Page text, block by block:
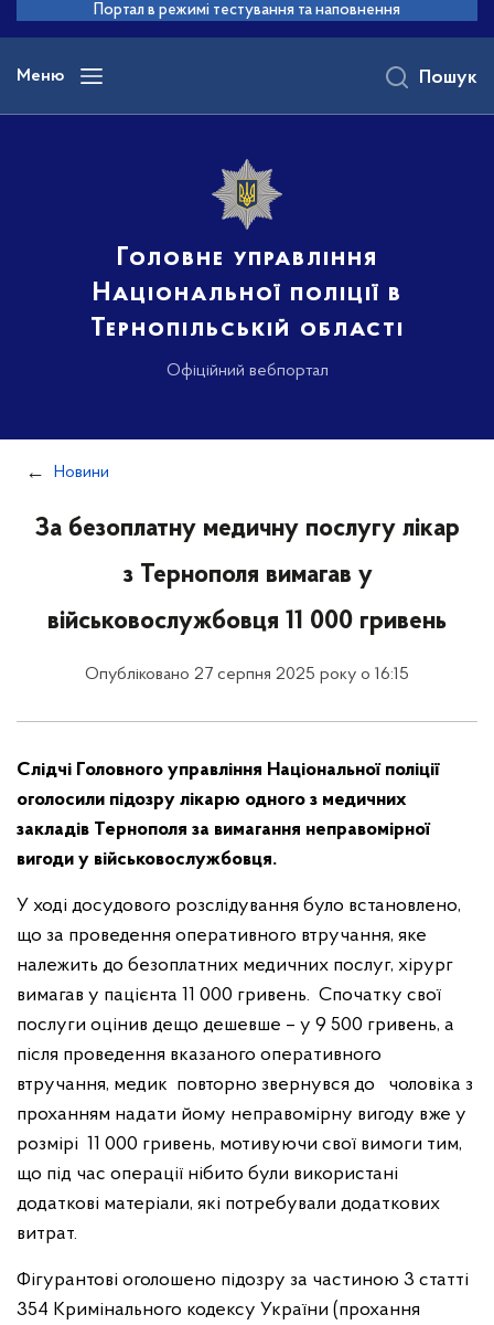
основного
вмісту
Портал в режимі тестування та наповнення
Меню
Головне управління
Національної поліції в
Тернопільській області
Офіційний вебпортал
Пошук
Новини
За безоплатну медичну послугу лікар
з Тернополя вимагав у
військовослужбовця 11 000 гривень
Опубліковано 27 серпня 2025 року о 16:15
Слідчі Головного управління Національної поліції
оголосили підозру лікарю одного з медичних
закладів Тернополя за вимагання неправомірної
вигоди у військовослужбовця.
У ході досудового розслідування було встановлено,
що за проведення оперативного втручання, яке
належить до безоплатних медичних послуг, хірург
вимагав у пацієнта 11 000 гривень. Спочатку свої
послуги оцінив дещо дешевше – у 9 500 гривень, а
після проведення вказаного оперативного
втручання, медик повторно звернувся до чоловіка з
проханням надати йому неправомірну вигоду вже у
розмірі 11 000 гривень, мотивуючи свої вимоги тим,
що під час операції нібито були використані
додаткові матеріали, які потребували додаткових
витрат.
Фігурантові оголошено підозру за частиною 3 статті
354 Кримінального кодексу України (прохання